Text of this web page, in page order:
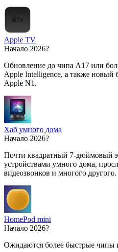
Apple TV
Начало 2026?
Обновление до чипа A17 или
Apple Intelligence, а также новый
Apple N1.
Хаб умного дома
Начало 2026?
Почти квадратный 7-дюймовый
устройствами умного дома,
видеозвонков и многого другого.
HomePod mini
Начало 2026?
Ожидаются более быстрые чипы